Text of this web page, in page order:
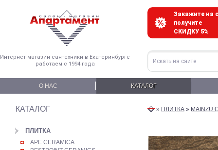
Интернет-магазин сантехники в Екатеринбурге
работаем с 1994 года
Закажите на
получите
СКИДКУ 5%
О НАС КАТАЛОГ
КАТАЛОГ
ПЛИТКА
APE CERAMICA
» ПЛИТКА » MAINZU